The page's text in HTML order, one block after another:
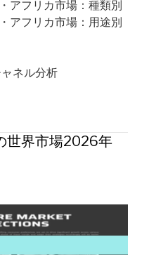
アフリカ市場：種類別
アフリカ市場：用途別
ネル分析
世界市場2026年